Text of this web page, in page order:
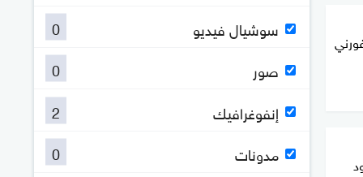
ناغورني
سوشيال فيديو
0
صور
0
إنفوغرافيك
2
مدونات
0